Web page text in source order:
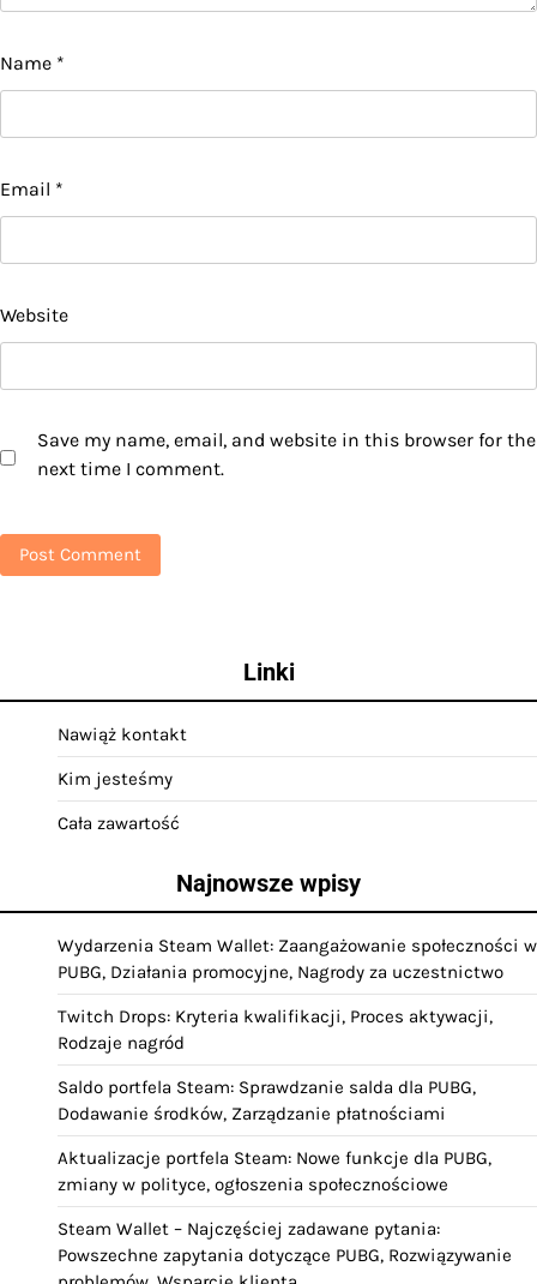
Name *
Email *
Website
Save my name, email, and website in this browser for the
next time I comment.
Linki
Nawiąż kontakt
Kim jesteśmy
Cała zawartość
Najnowsze wpisy
Wydarzenia Steam Wallet: Zaangażowanie społeczności w
PUBG, Działania promocyjne, Nagrody za uczestnictwo
Twitch Drops: Kryteria kwalifikacji, Proces aktywacji,
Rodzaje nagród
Saldo portfela Steam: Sprawdzanie salda dla PUBG,
Dodawanie środków, Zarządzanie płatnościami
Aktualizacje portfela Steam: Nowe funkcje dla PUBG,
zmiany w polityce, ogłoszenia społecznościowe
Steam Wallet – Najczęściej zadawane pytania:
Powszechne zapytania dotyczące PUBG, Rozwiązywanie